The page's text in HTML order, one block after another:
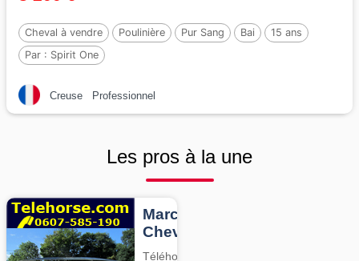
Cheval à vendre Poulinière Pur Sang Bai
15 ans
Par : Spirit One
Creuse Professionnel
Les pros à la une
Marcheurs
Chevaux
Téléhorse,